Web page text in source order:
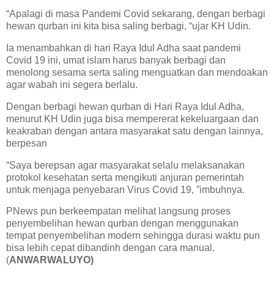
“Apalagi di masa Pandemi Covid sekarang, dengan berbagi
hewan qurban ini kita bisa saling berbagi, “ujar KH Udin.
Ia menambahkan di hari Raya Idul Adha saat pandemi
Covid 19 ini, umat islam harus banyak berbagi dan
menolong sesama serta saling menguatkan dan mendoakan
agar wabah ini segera berlalu.
Dengan berbagi hewan qurban di Hari Raya Idul Adha,
menurut KH Udin juga bisa mempererat kekeluargaan dan
keakraban dengan antara masyarakat satu dengan lainnya,
berpesan
“Saya berepsan agar masyarakat selalu melaksanakan
protokol kesehatan serta mengikuti anjuran pemerintah
untuk menjaga penyebaran Virus Covid 19, ”imbuhnya.
PNews pun berkeempatan melihat langsung proses
penyembelihan hewan qurban dengan menggunakan
tempat penyembelihan modern sehingga durasi waktu pun
bisa lebih cepat dibandinh dengan cara manual.
(ANWARWALUYO)